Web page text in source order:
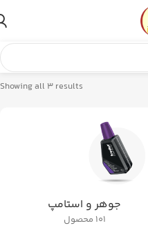
Showing all 3 results
جوهر و استامپ
101 محصول